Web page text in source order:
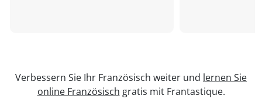
Verbessern Sie Ihr Französisch weiter und lernen Sie
online Französisch gratis mit Frantastique.